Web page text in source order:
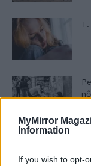
MyMirror
Information
If you wish to opt-